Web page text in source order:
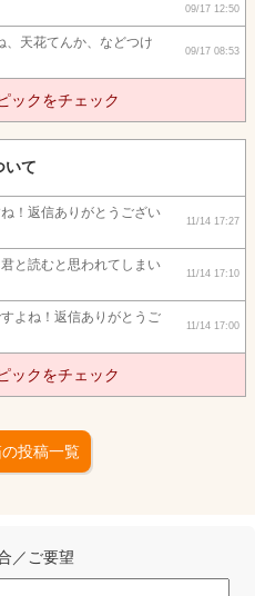
09/17 12:50
、天花てんか、などつけ
09/17 08:53
ックをチェック
いて
！返信ありがとうござい
11/14 17:27
と読むと思われてしまい
11/14 17:10
よね！返信ありがとうご
11/14 17:00
ックをチェック
投稿一覧
／ご要望